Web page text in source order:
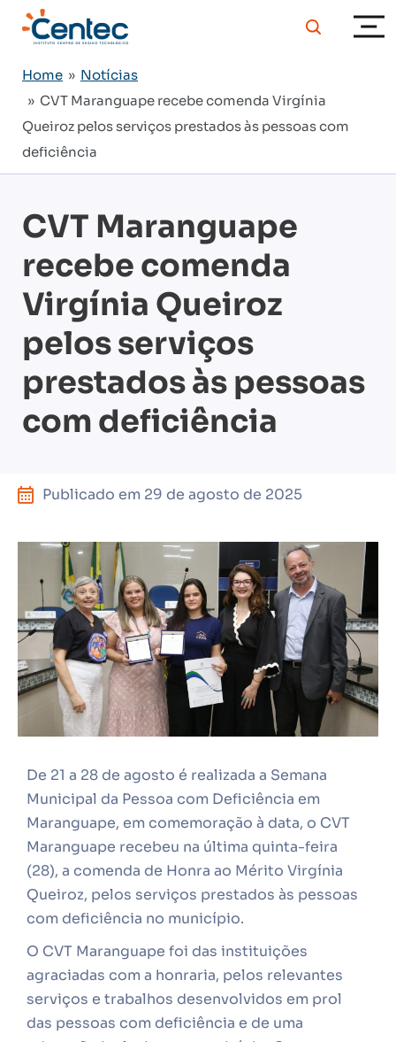
Home » Notícias
» CVT Maranguape recebe comenda Virgínia
Queiroz pelos serviços prestados às pessoas com
deficiência
CVT Maranguape
recebe comenda
Virgínia Queiroz
pelos serviços
prestados às pessoas
com deficiência
Publicado em 29 de agosto de 2025
De 21 a 28 de agosto é realizada a Semana
Municipal da Pessoa com Deficiência em
Maranguape, em comemoração à data, o CVT
Maranguape recebeu na última quinta-feira
(28), a comenda de Honra ao Mérito Virgínia
Queiroz, pelos serviços prestados às pessoas
com deficiência no município.
O CVT Maranguape foi das instituições
agraciadas com a honraria, pelos relevantes
serviços e trabalhos desenvolvidos em prol
das pessoas com deficiência e de uma